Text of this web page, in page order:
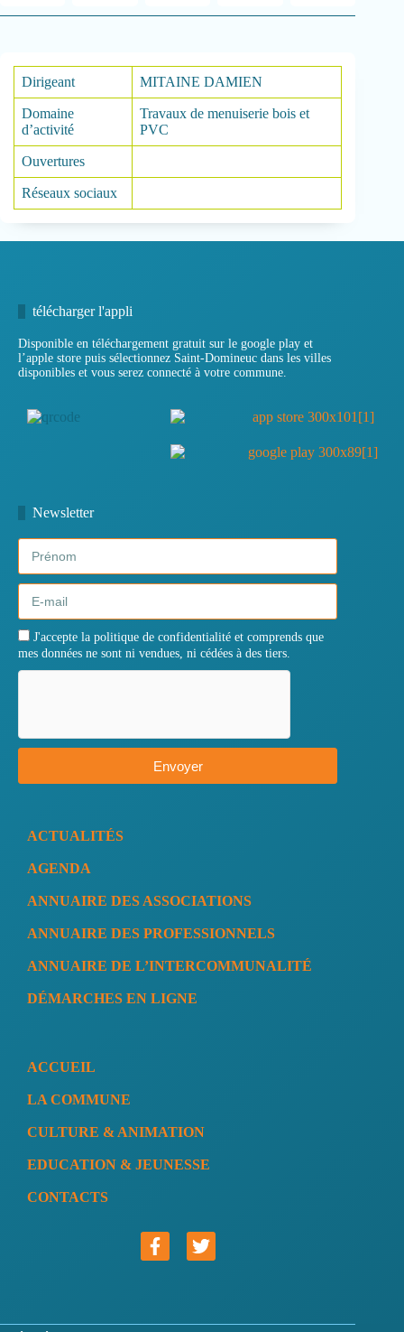
Dirigeant MITAINE DAMIEN
Domaine
d’activité
Travaux de menuiserie bois et
PVC
Ouvertures
Réseaux sociaux
télécharger l'appli
Disponible en téléchargement gratuit sur le google play et
l’apple store puis sélectionnez Saint-Domineuc dans les villes
disponibles et vous serez connecté à votre commune.
Newsletter
J'accepte la politique de confidentialité et comprends que
mes données ne sont ni vendues, ni cédées à des tiers.
Envoyer
ACTUALITÉS
AGENDA
ANNUAIRE DES ASSOCIATIONS
ANNUAIRE DES PROFESSIONNELS
ANNUAIRE DE L’INTERCOMMUNALITÉ
DÉMARCHES EN LIGNE
ACCUEIL
LA COMMUNE
CULTURE & ANIMATION
EDUCATION & JEUNESSE
CONTACTS